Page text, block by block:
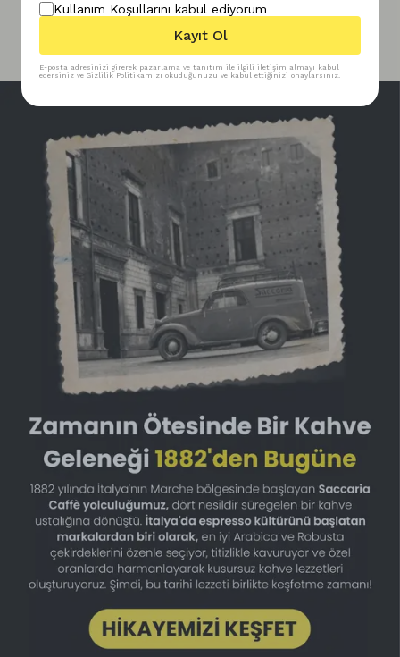
Kullanım Koşullarını kabul ediyorum
Kayıt Ol
E-posta adresinizi girerek pazarlama ve tanıtım ile ilgili iletişim almayı kabul
edersiniz ve Gizlilik Politikamızı okuduğunuzu ve kabul ettiğinizi onaylarsınız.